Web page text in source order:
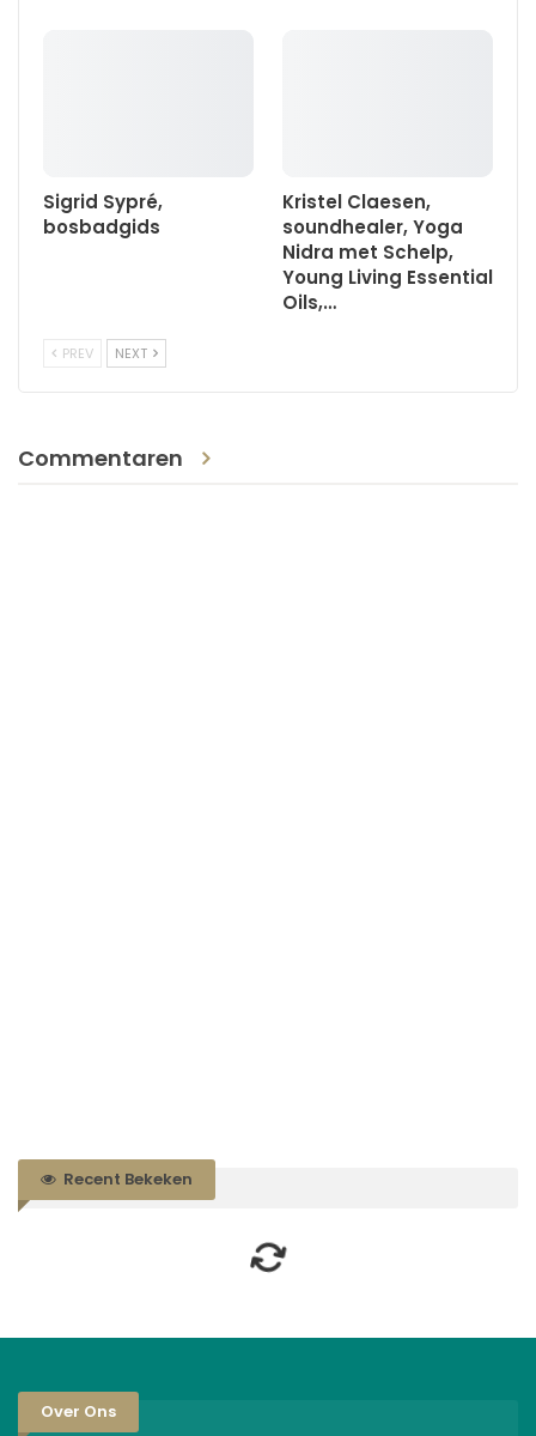
Sigrid Sypré,
bosbadgids
Kristel Claesen,
soundhealer, Yoga
Nidra met Schelp,
Young Living Essential
Oils,…
PREV NEXT
Commentaren
Recent Bekeken
Over Ons